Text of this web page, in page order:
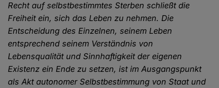
Recht auf selbstbestimmtes Sterben schließt die
Freiheit ein, sich das Leben zu nehmen. Die
Entscheidung des Einzelnen, seinem Leben
entsprechend seinem Verständnis von
Lebensqualität und Sinnhaftigkeit der eigenen
Existenz ein Ende zu setzen, ist im Ausgangspunkt
als Akt autonomer Selbstbestimmung von Staat und